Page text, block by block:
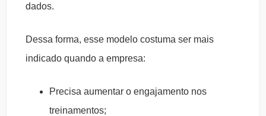
dados.
Dessa forma, esse modelo costuma ser mais
indicado quando a empresa:
Precisa aumentar o engajamento nos
treinamentos;